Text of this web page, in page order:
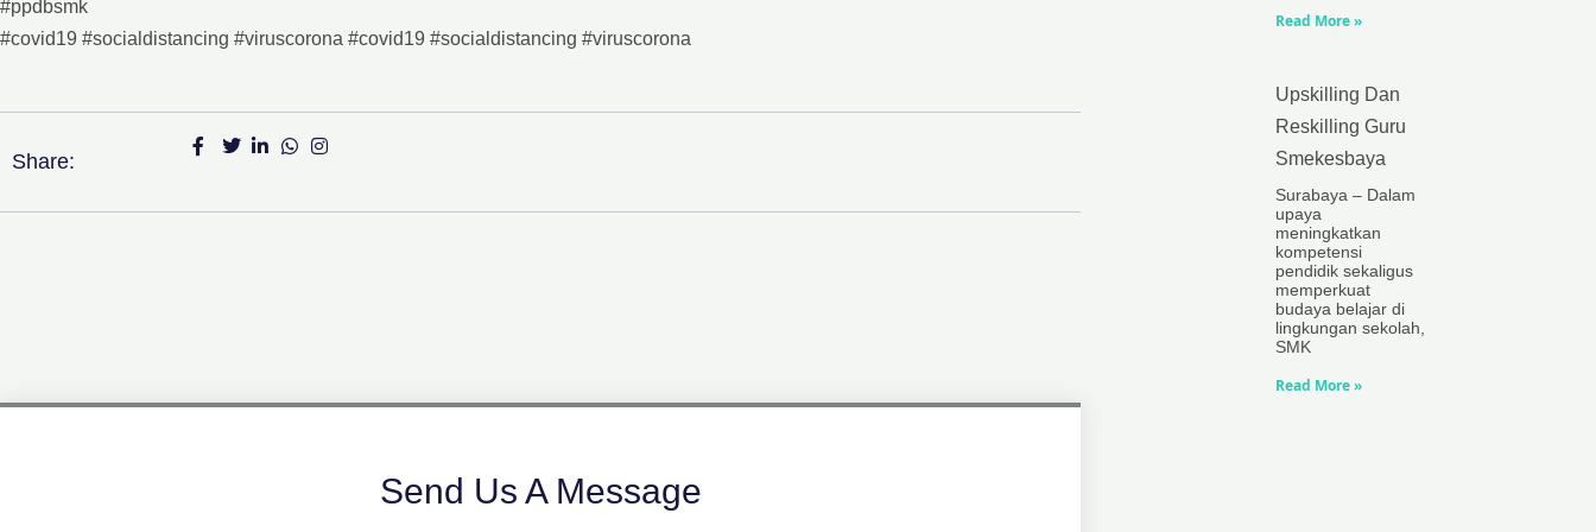
#ppdbsmk
#covid19 #socialdistancing #viruscorona #covid19 #socialdistancing #viruscorona
Share:
Send Us A Message
Read More »
Upskilling Dan
Reskilling Guru
Smekesbaya
Surabaya – Dalam
upaya
meningkatkan
kompetensi
pendidik sekaligus
memperkuat
budaya belajar di
lingkungan sekolah,
SMK
Read More »